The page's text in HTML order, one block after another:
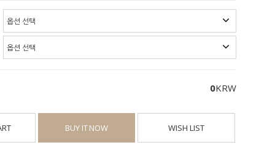
0KRW
BUY IT NOW WISH LIST